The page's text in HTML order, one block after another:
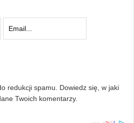
redukcji spamu. Dowiedz się, w jaki
Twoich komentarzy.